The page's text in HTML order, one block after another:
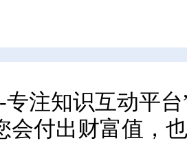
专注知识互动平
会付出财富值，